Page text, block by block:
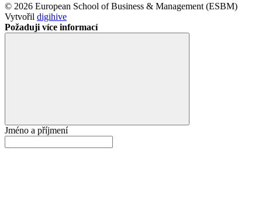
© 2026 European School of Business & Management (ESBM)
Vytvořil digihive
Požaduji více informací
Jméno a příjmení